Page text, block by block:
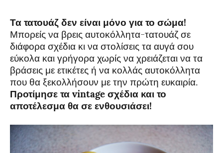
Τα τατουάζ δεν είναι μόνο για το σώμα!
Μπορείς να βρεις αυτοκόλλητα-τατουάζ σε
διάφορα σχέδια κι να στολίσεις τα αυγά σου
εύκολα και γρήγορα χωρίς να χρειάζεται να τα
βράσεις με ετικέτες ή να κολλάς αυτοκόλλητα
που θα ξεκολλήσουν με την πρώτη ευκαιρία.
Προτίμησε τα vintage σχέδια και το
αποτέλεσμα θα σε ενθουσιάσει!